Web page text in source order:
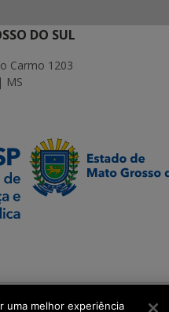
DO SUL
Carmo 1203
MS
uma melhor experiência